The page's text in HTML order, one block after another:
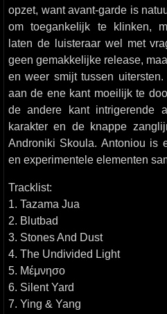
opzet, want avant-garde is
om toegankelijk te klinken,
laten de luisteraar wel met
geen gemakkelijke release,
en weer smijt tussen uitersten.
aan de ene kant moeilijk te
de andere kant intrigerende
karakter en de knappe
Androniki Skoula. Antoniou is
en experimentele elementen
Tracklist:
1. Tazama Jua
2. Blutbad
3. Stones And Dust
4. The Undivided Light
5. Mέμνησο
6. Silent Yard
7. Ying & Yang